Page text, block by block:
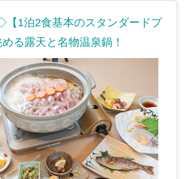
1泊2食基本のスタンダードプ
る露天と名物温泉鍋！